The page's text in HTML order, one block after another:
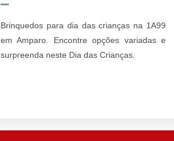
Brinquedos para dia das crianças na 1A99
em Amparo. Encontre opções variadas e
surpreenda neste Dia das Crianças.